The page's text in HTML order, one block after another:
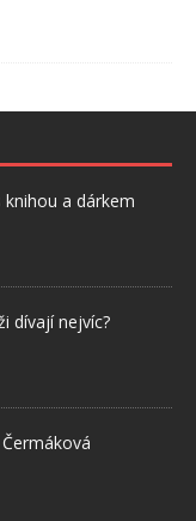
knihou a dárkem
dívají nejvíc?